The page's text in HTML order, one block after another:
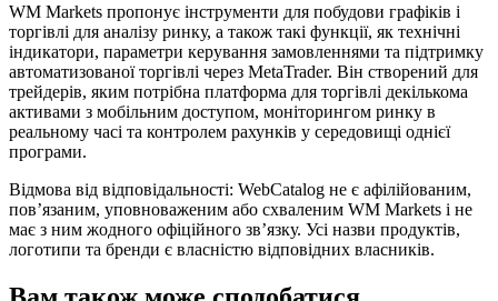
WM Markets пропонує інструменти для побудови графіків і
торгівлі для аналізу ринку, а також такі функції, як технічні
індикатори, параметри керування замовленнями та підтримку
автоматизованої торгівлі через MetaTrader. Він створений для
трейдерів, яким потрібна платформа для торгівлі декількома
активами з мобільним доступом, моніторингом ринку в
реальному часі та контролем рахунків у середовищі однієї
програми.
Відмова від відповідальності: WebCatalog не є афілійованим,
пов’язаним, уповноваженим або схваленим WM Markets і не
має з ним жодного офіційного зв’язку. Усі назви продуктів,
логотипи та бренди є власністю відповідних власників.